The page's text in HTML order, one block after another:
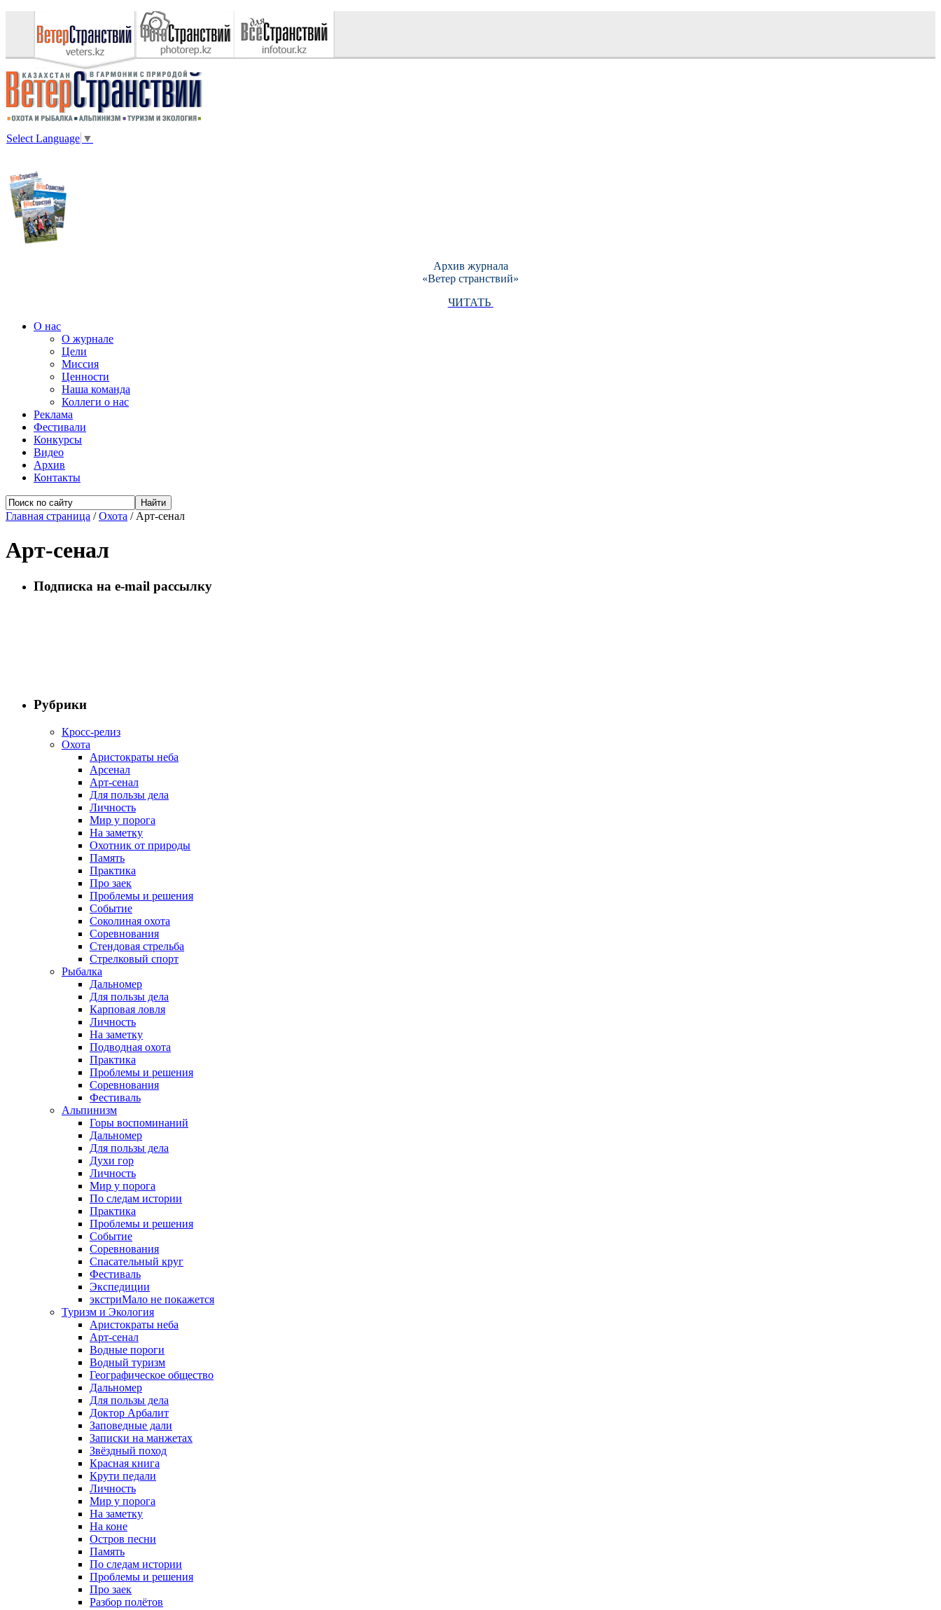
Select Language ▼
Архив журнала
«Ветер странствий»
ЧИТАТЬ
О нас
О журнале
Цели
Миссия
Ценности
Наша команда
Коллеги о нас
Реклама
Фестивали
Конкурсы
Видео
Архив
Контакты
Главная страница /Охота / Арт-сенал
Арт-сенал
Подписка на e-mail рассылку
Рубрики
Кросс-релиз
Охота
Аристократы неба
Арсенал
Арт-сенал
Для пользы дела
Личность
Мир у порога
На заметку
Охотник от природы
Память
Практика
Про заек
Проблемы и решения
Событие
Соколиная охота
Соревнования
Стендовая стрельба
Стрелковый спорт
Рыбалка
Дальномер
Для пользы дела
Карповая ловля
Личность
На заметку
Подводная охота
Практика
Проблемы и решения
Соревнования
Фестиваль
Альпинизм
Горы воспоминаний
Дальномер
Для пользы дела
Духи гор
Личность
Мир у порога
По следам истории
Практика
Проблемы и решения
Событие
Соревнования
Спасательный круг
Фестиваль
Экспедиции
экстриМало не покажется
Туризм и Экология
Аристократы неба
Арт-сенал
Водные пороги
Водный туризм
Географическое общество
Дальномер
Для пользы дела
Доктор Арбалит
Заповедные дали
Записки на манжетах
Звёздный поход
Красная книга
Крути педали
Личность
Мир у порога
На заметку
На коне
Остров песни
Память
По следам истории
Проблемы и решения
Про заек
Разбор полётов